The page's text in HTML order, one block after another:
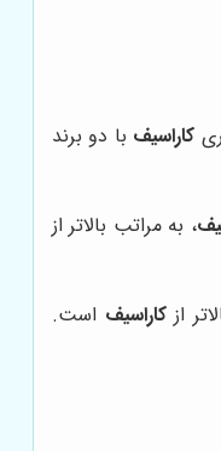
کاراسیف با دو برند
، به مراتب بالاتر از
ازکاراسیف است.